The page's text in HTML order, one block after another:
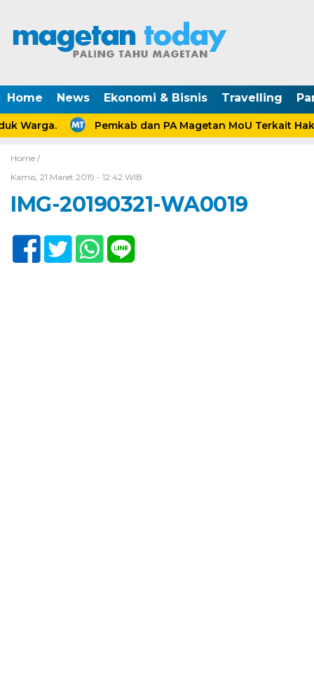
Home News Ekonomi & Bisnis Travelling
Warga. Pemkab dan PA Magetan MoU Terkait
Home /
Kamis, 21 Maret 2019 - 12:42 WIB
IMG-20190321-WA0019